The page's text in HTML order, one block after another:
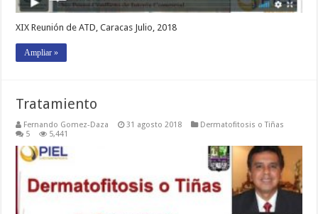
XIX Reunión de ATD, Caracas Julio, 2018
Ampliar »
Tratamiento
Fernando Gomez-Daza 31 agosto 2018
Dermatofitosis o Tiñas
5
5,441